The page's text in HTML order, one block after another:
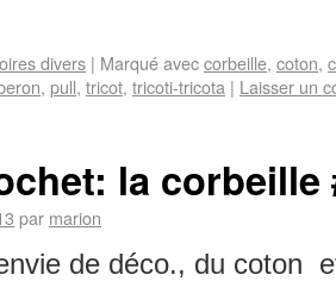
divers | Marqué aveccorbeille, coton,
, pull, tricot, tricoti-tricota | Laisser un
la corbeille
par marion
de déco., du coton